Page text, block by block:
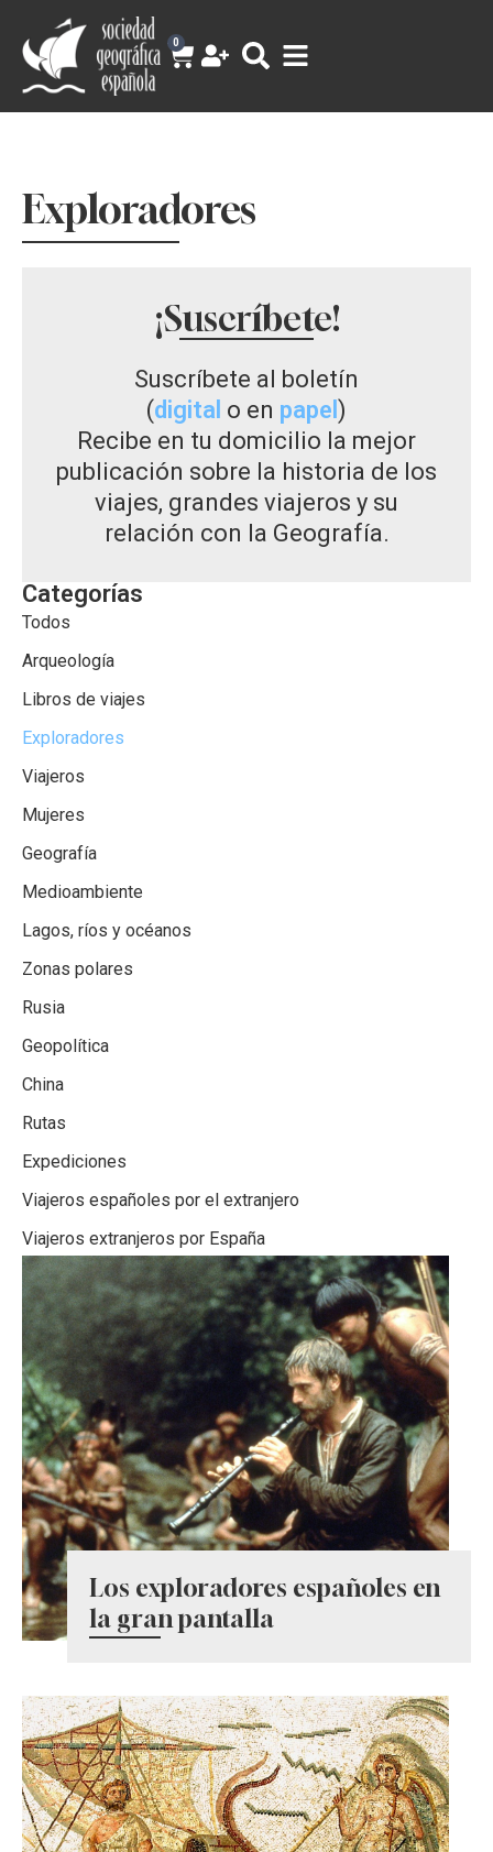
0
Exploradores
Los exploradores españoles en
la gran pantalla
¡Suscríbete!
Suscríbete al boletín
(digital o en papel )
Recibe en tu domicilio la mejor
publicación sobre la historia de los
viajes, grandes viajeros y su
relación con la Geografía.
Categorías
Todos
Arqueología
Libros de viajes
Exploradores
Viajeros
Mujeres
Geografía
Medioambiente
Lagos, ríos y océanos
Zonas polares
Rusia
Geopolítica
China
Rutas
Expediciones
Viajeros españoles por el extranjero
Viajeros extranjeros por España